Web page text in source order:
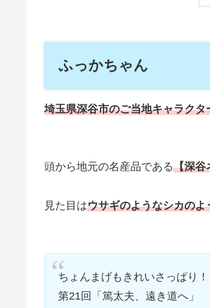
ふっかちゃん
埼玉県深谷市のご当地キャラクタ
頭から地元の名産品である【深谷
見た目はウサギのようなシカのよ
ちょんまげもきれいさっぱり
第21回「篤太夫、遠き道へ」